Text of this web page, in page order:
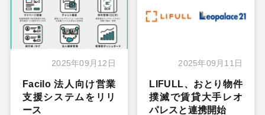
2025年09月12日
Facilo 法人向け営業
支援システムをリリ
ース
2025年09月11日
LIFULL、おとり物件
撲滅で賃貸大手レオ
パレスと連携開始